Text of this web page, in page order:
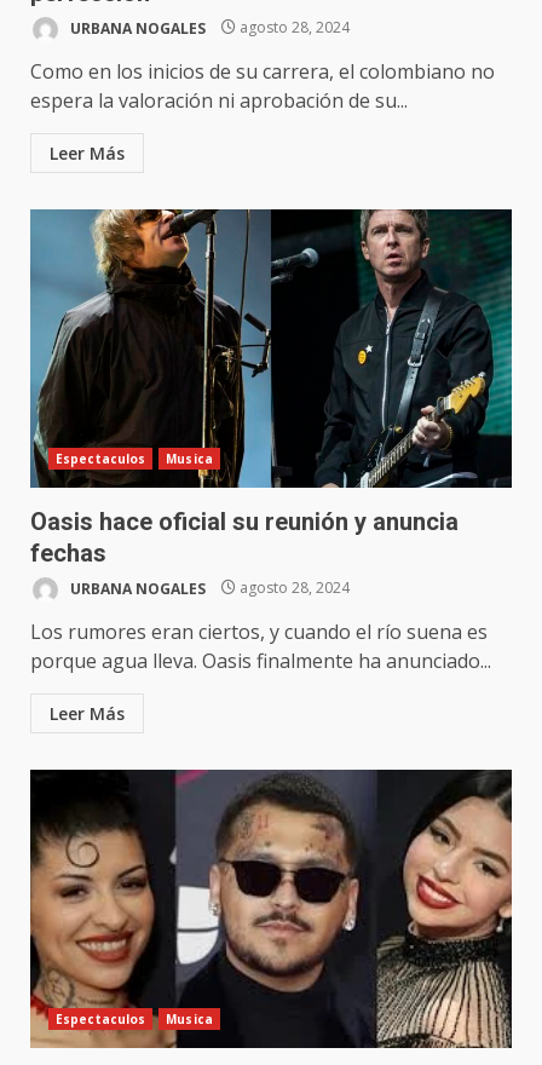
URBANA NOGALES agosto 28, 2024
Como en los inicios de su carrera, el colombiano no
espera la valoración ni aprobación de su...
Leer Más
Espectaculos Musica
Oasis hace oficial su reunión y anuncia
fechas
URBANA NOGALES agosto 28, 2024
Los rumores eran ciertos, y cuando el río suena es
porque agua lleva. Oasis finalmente ha anunciado...
Leer Más
Espectaculos Musica